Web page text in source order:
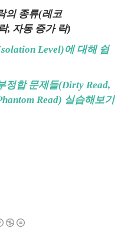
의 종류(레코
, 자동 증가 락)
Level)에 대해 쉽
정합 문제들(Dirty Read,
Read) 실습해보기